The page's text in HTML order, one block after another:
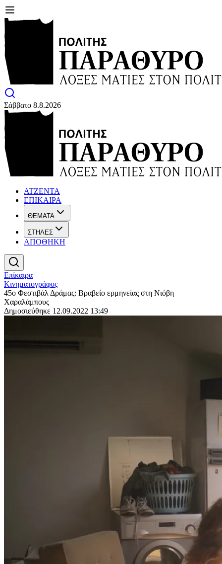
Σάββατο 8.8.2026
ΑΤΖΕΝΤΑ
ΕΠΙΚΑΙΡΑ
ΘΕΜΑΤΑ
ΣΤΗΛΕΣ
ΑΠΟΘΗΚΗ
Επίκαιρα
Κινηματογράφος
45o Φεστιβάλ Δράμας: Βραβείο ερμηνείας στη Νιόβη
Χαραλάμπους
Δημοσιεύθηκε 12.09.2022 13:49